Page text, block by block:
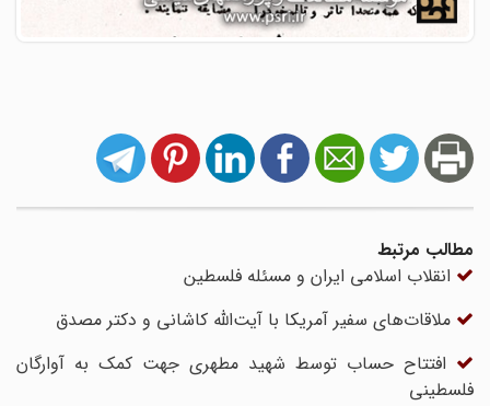
مطالب مرتبط
انقلاب اسلامی ایران و مسئله فلسطین
ملاقات‌های سفیر آمریکا با آیت‌الله کاشانی و دکتر مصدق
افتتاح حساب توسط شهید مطهری جهت کمک به آوارگان
فلسطینی